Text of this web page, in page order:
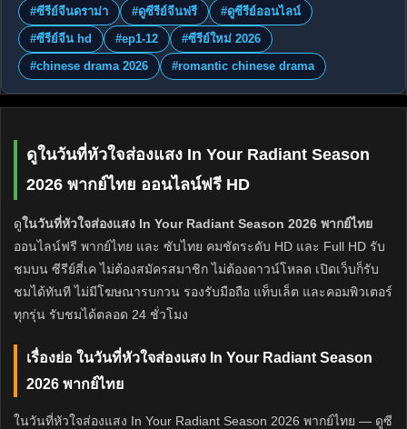
#ซีรีย์จีนดราม่า
#ดูซีรีย์จีนฟรี
#ดูซีรีย์ออนไลน์
#ซีรีย์จีน hd
#ep1-12
#ซีรีย์ใหม่ 2026
#chinese drama 2026
#romantic chinese drama
ดูในวันที่หัวใจส่องแสง In Your Radiant Season
2026 พากย์ไทย ออนไลน์ฟรี HD
ดูในวันที่หัวใจส่องแสง In Your Radiant Season 2026 พากย์ไทย
ออนไลน์ฟรี พากย์ไทย และ ซับไทย คมชัดระดับ HD และ Full HD รับ
ชมบน ซีรีย์สี่เค ไม่ต้องสมัครสมาชิก ไม่ต้องดาวน์โหลด เปิดเว็บก็รับ
ชมได้ทันที ไม่มีโฆษณารบกวน รองรับมือถือ แท็บเล็ต และคอมพิวเตอร์
ทุกรุ่น รับชมได้ตลอด 24 ชั่วโมง
เรื่องย่อ ในวันที่หัวใจส่องแสง In Your Radiant Season
2026 พากย์ไทย
ในวันที่หัวใจส่องแสง In Your Radiant Season 2026 พากย์ไทย — ดูซี